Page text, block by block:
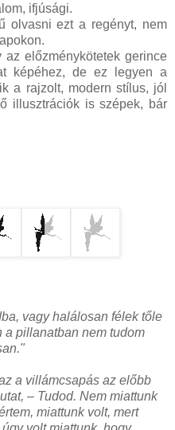
ifjúsági.
olvasni ezt a regényt, nem
az előzménykötetek gerince
képéhez, de ez legyen a
a rajzolt, modern stílus, jól
illusztrációk is szépek, bár
vagy halálosan félek tőle
a pillanatban nem tudom
a villámcsapás az előbb
– Tudod. Nem miattunk
miattunk volt, mert